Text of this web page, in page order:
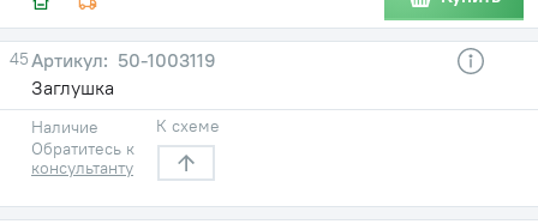
45
50-1003119
Заглушка
Наличие
Обратитесь к
консультанту
К схеме